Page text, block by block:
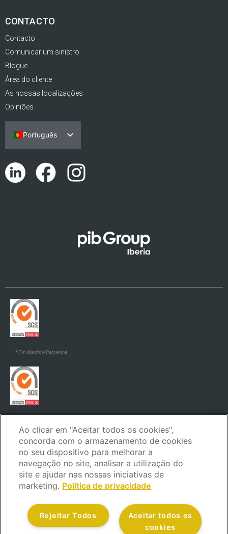
CONTACTO
Contacto
Comunicar um sinistro
Blogue
Área do cliente
As nossas localizações
Opiniões
Português
Español
English (UK)
Català
* Em Madrid e Barcelona.
Política de segurança
Código de ética e de conduta
Canal de reclamações
Serviço ao cliente
Ao clicar em "Aceitar todos os cookies",
concorda com o armazenamento de cookies
no seu dispositivo para melhorar a
navegação no site, analisar a utilização do
site e ajudar nas nossas iniciativas de
marketing. Política de privacidade
Aceitar todos os
cookies
Rejeitar Todos